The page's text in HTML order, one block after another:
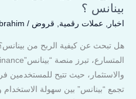
بينانس ؟
اخبار عملات رقمية قروض /
هل تبحث عن كيفية الربح من
والاستثمار، حيث تتيح للمستخدمين
تجمع “بينانس” بين سهولة الاستخدام